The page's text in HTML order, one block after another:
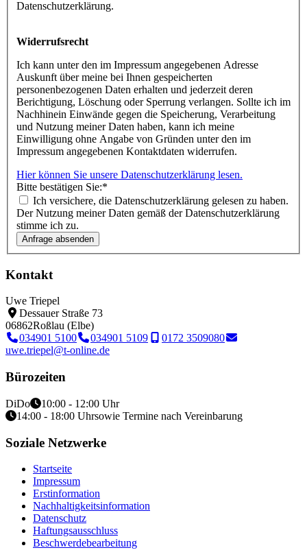
Datenschutzerklärung.
Widerrufsrecht
Ich kann unter den im Impressum angegebenen Adresse
Auskunft über meine bei Ihnen gespeicherten
personenbezogenen Daten erhalten und jederzeit deren
Berichtigung, Löschung oder Sperrung verlangen. Sollte ich im
Nachhinein Einwände gegen die Speicherung, Verarbeitung
und Nutzung meiner Daten haben, kann ich meine
Einwilligung ohne Angabe von Gründen unter den im
Impressum angegebenen Kontaktdaten widerrufen.
Hier können Sie unsere Datenschutzerklärung lesen.
Bitte bestätigen Sie:*
Der Nutzung meiner Daten gemäß der Datenschutzerklärung
stimme ich zu.
Kontakt
Uwe Triepel
Dessauer Straße 73
06862Roßlau (Elbe)
034901 5100
034901 5109
0172 3509080
uwe.triepel@t-online.de
Bürozeiten
DiDo
10:00 - 12:00 Uhr
14:00 - 18:00 Uhrsowie Termine nach Vereinbarung
Soziale Netzwerke
Startseite
Impressum
Erstinformation
Nachhaltigkeitsinformation
Datenschutz
Haftungsausschluss
Beschwerdebearbeitung